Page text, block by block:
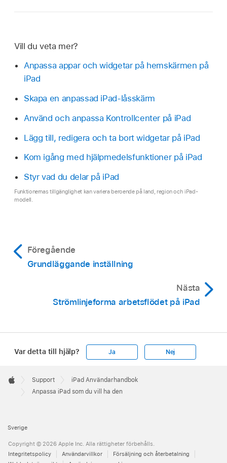
Vill du veta mer?
Anpassa appar och widgetar på hemskärmen på
iPad
Skapa en anpassad iPad-låsskärm
Använd och anpassa Kontrollcenter på iPad
Lägg till, redigera och ta bort widgetar på iPad
Kom igång med hjälpmedelsfunktioner på iPad
Styr vad du delar på iPad
Funktionernas tillgänglighet kan variera beroende på land, region och iPad-
modell.
Föregående
Grundläggande inställning
Nästa
Strömlinjeforma arbetsflödet på iPad
Var detta till hjälp? Ja Nej
Footer

Apple
Support
iPad Användarhandbok
Anpassa iPad som du vill ha den
Sverige
Copyright © 2026 Apple Inc. Alla rättigheter förbehålls.
Integritetspolicy
Användarvillkor
Försäljning och återbetalning